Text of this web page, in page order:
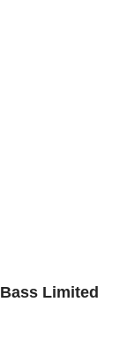
Limited